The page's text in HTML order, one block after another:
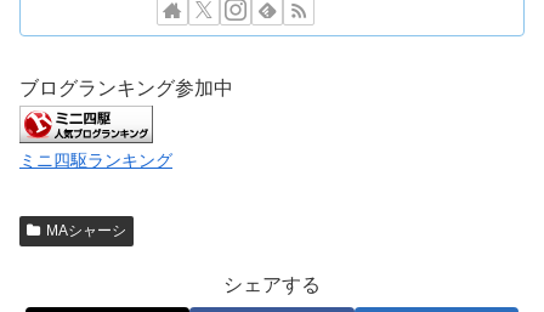
ブログランキング参加中
ミニ四駆ランキング
MAシャーシ
シェアする